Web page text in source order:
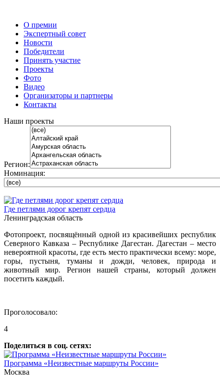
О премии
Экспертный совет
Новости
Победители
Принять участие
Проекты
Фото
Видео
Организаторы и партнеры
Контакты
Наши проекты
Регион:
Номинация:
Где петлями дорог крепят сердца
Ленинградская область
Фотопроект, посвящённый одной из красивейших республик
Северного Кавказа – Республике Дагестан. Дагестан – место
невероятной красоты, где есть место практически всему: море,
горы, пустыня, туманы и дожди, человек, природа и
животный мир. Регион нашей страны, который должен
посетить каждый.
Проголосовало:
4
Поделиться в соц. сетях:
Программа «Неизвестные маршруты России»
Москва